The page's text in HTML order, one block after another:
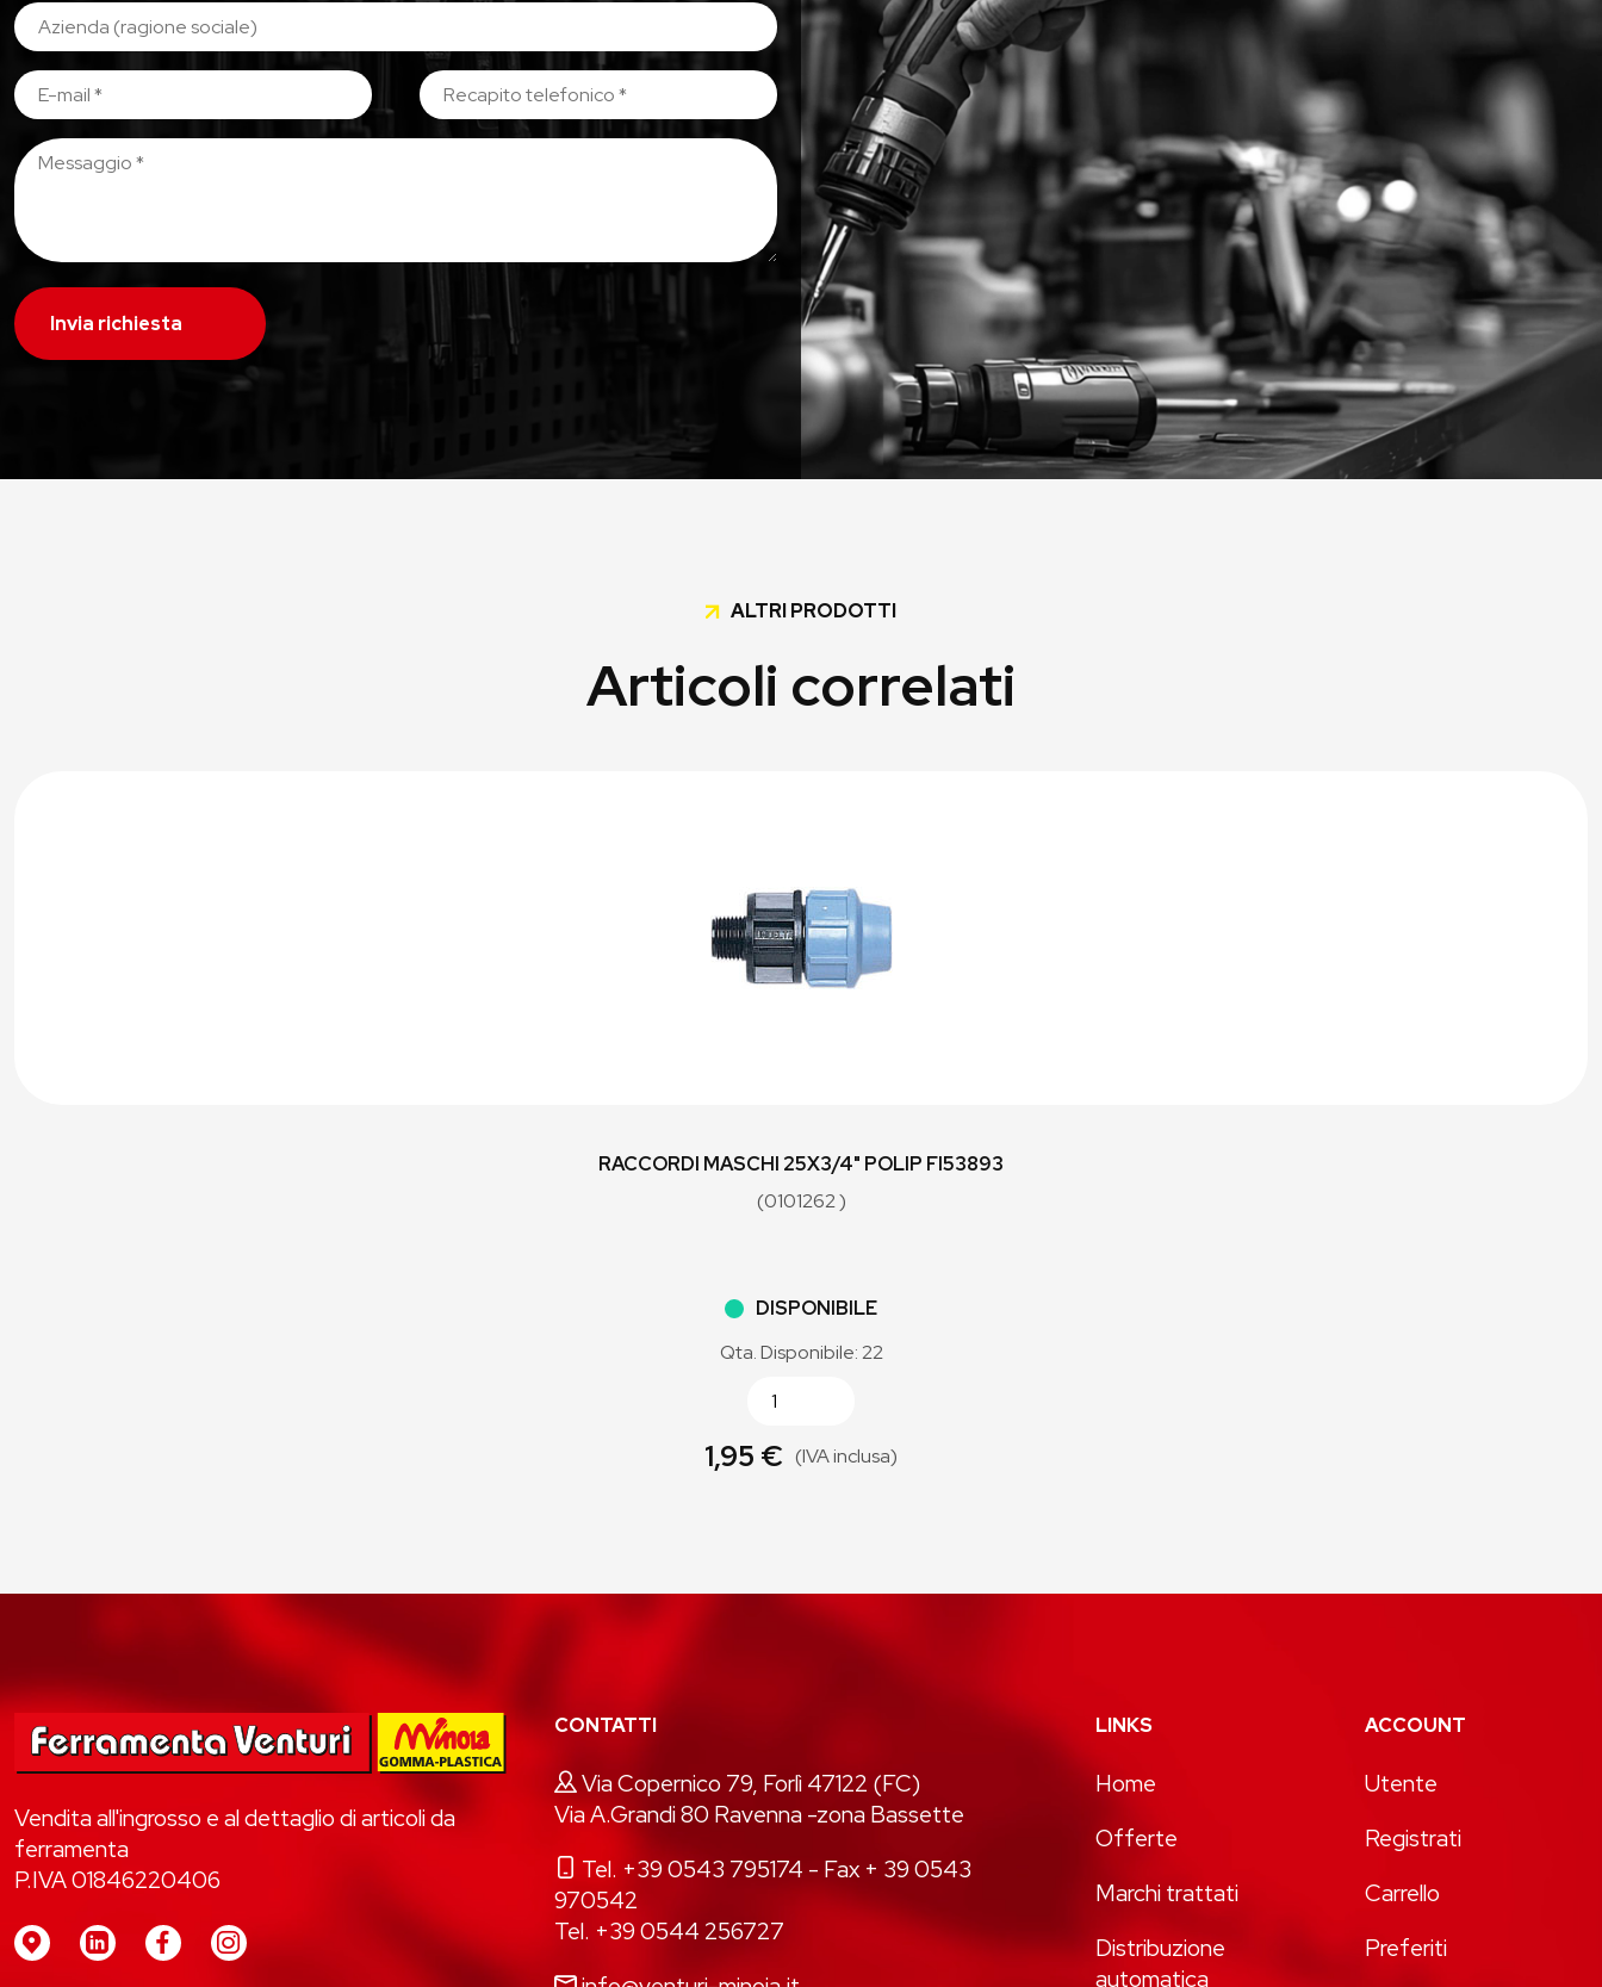
Invia richiesta
ALTRI PRODOTTI
Articoli correlati
RACCORDI MASCHI 25X3/4" POLIP FI53893
(0101262 )
DISPONIBILE
Qta. Disponibile: 22
1,95 € (IVA inclusa)
Vendita all'ingrosso e al dettaglio di articoli da
ferramenta
P.IVA 01846220406
CONTATTI
Via Copernico 79, Forlì 47122 (FC)
Via A.Grandi 80 Ravenna -zona Bassette
Tel. +39 0543 795174 - Fax + 39 0543
970542
Tel. +39 0544 256727
LINKS
Home
Offerte
Marchi trattati
Distribuzione
automatica
ACCOUNT
Utente
Registrati
Carrello
Preferiti